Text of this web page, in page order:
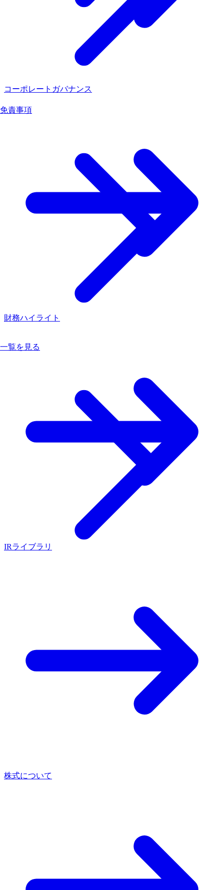
免責事項
一覧を見る
コーポレートガバナンス
財務ハイライト
IRライブラリ
株式について